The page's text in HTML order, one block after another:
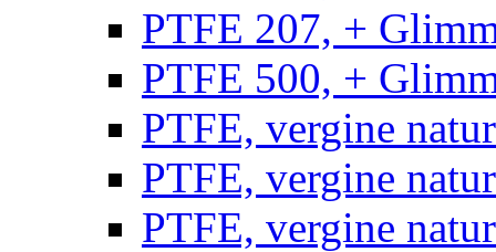
PTFE 207, +
PTFE 500, +
PTFE, vergine
PTFE, vergine
PTFE, vergine